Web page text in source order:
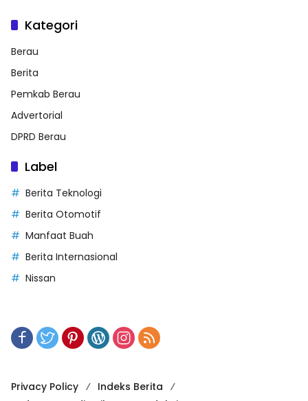
Kategori
Berau
Berita
Pemkab Berau
Advertorial
DPRD Berau
Label
Berita Teknologi
Berita Otomotif
Manfaat Buah
Berita Internasional
Nissan
Privacy Policy
Indeks Berita